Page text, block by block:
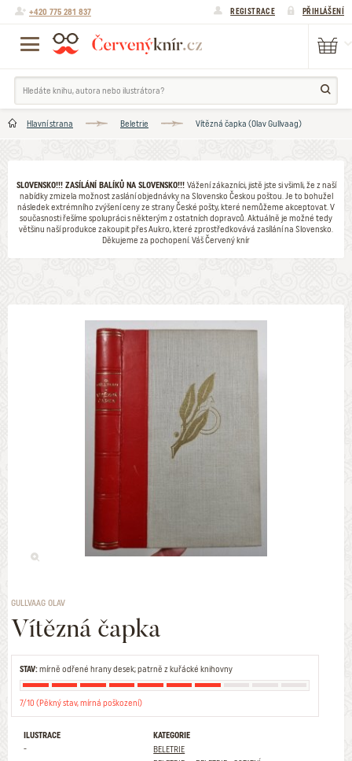
+420 775 281 837 REGISTRACE PŘIHLÁŠENÍ
Hlavní strana Beletrie Vítězná čapka (Olav Gullvaag)
SLOVENSKO!!! ZASÍLÁNÍ BALÍKŮ NA SLOVENSKO!!! Vážení zákazníci, jistě jste si všimli, že z naší
nabídky zmizela možnost zaslání objednávky na Slovensko Českou poštou. Je to bohužel
následek extrémního zvýšení ceny ze strany České pošty, které nemůžeme akceptovat. V
současnosti řešíme spolupráci s některým z ostatních dopravců. Aktuálně je možné tedy
většinu naší produkce zakoupit přes Aukro, které zprostředkovává zasílání na Slovensko.
Děkujeme za pochopení. Váš Červený knír
GULLVAAG OLAV
Vítězná čapka
STAV:mírně odřené hrany desek; patrně z kuřácké knihovny
7/10 (Pěkný stav, mírná poškození)
ILUSTRACE
-
KATEGORIE
BELETRIE